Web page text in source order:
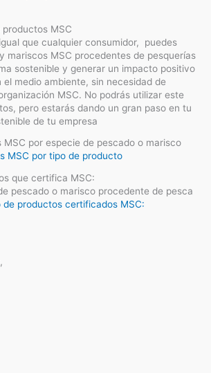
MSC
que cualquier consumidor, puedes
mariscos MSC procedentes de pesquerías
sostenible y generar un impacto positivo
medio ambiente, sin necesidad de
MSC. No podrás utilizar este
pero estarás dando un gran paso en tu
de tu empresa
MSC por especie de pescado o marisco
MSC por tipo de producto
que certifica MSC:
pescado o marisco procedente de pesca
de productos certificados MSC: